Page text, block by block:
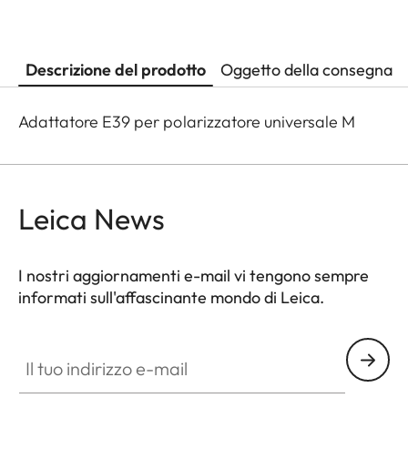
Descrizione del prodotto Oggetto della consegna
Adattatore E39 per polarizzatore universale M
Leica News
I nostri aggiornamenti e-mail vi tengono sempre
informati sull'affascinante mondo di Leica.